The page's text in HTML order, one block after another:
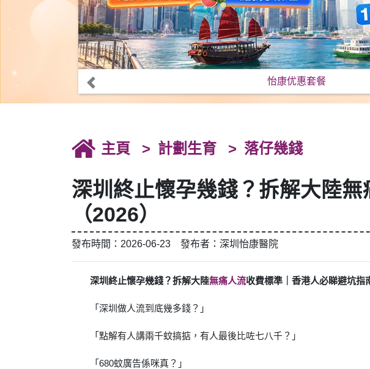
怡康优惠套餐
主頁 計劃生育 落仔幾錢
深圳終止懷孕幾錢？拆解大陸
（2026）
發布時間：2026-06-23 發布者：深圳怡康醫院
深圳終止懷孕幾錢？拆解大陸無痛人流收費標準｜香港人必睇避坑指
「深圳做人流到底幾多錢？」
「點解有人講兩千蚊搞掂，有人最後比咗七八千？」
「680蚊廣告係咪真？」